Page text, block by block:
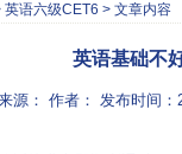
英语六级CET6 > 文章内容
英语基础不
源： 作者： 发布时间